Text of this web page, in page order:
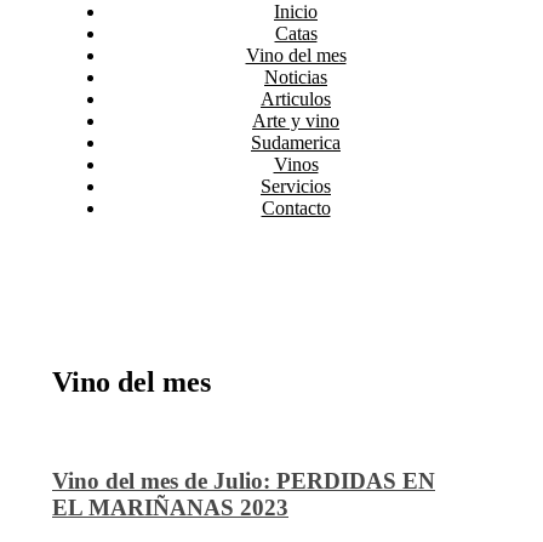
Inicio
Catas
Vino del mes
Noticias
Articulos
Arte y vino
Sudamerica
Vinos
Servicios
Contacto
Vino del mes
Vino del mes de Julio: PERDIDAS EN
EL MARIÑANAS 2023